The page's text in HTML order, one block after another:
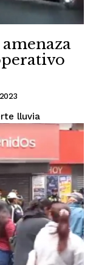
lluvia